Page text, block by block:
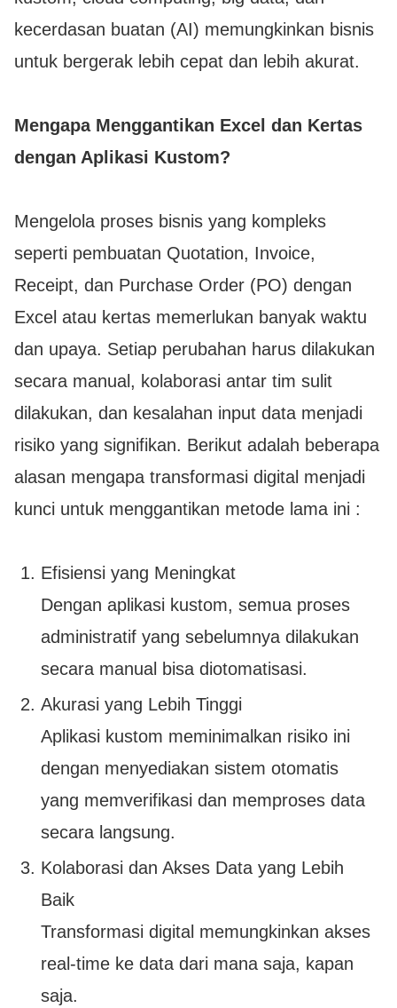
kecerdasan buatan (AI) memungkinkan bisnis
untuk bergerak lebih cepat dan lebih akurat.
Mengapa Menggantikan Excel dan Kertas
dengan Aplikasi Kustom?
Mengelola proses bisnis yang kompleks
seperti pembuatan Quotation, Invoice,
Receipt, dan Purchase Order (PO) dengan
Excel atau kertas memerlukan banyak waktu
dan upaya. Setiap perubahan harus dilakukan
secara manual, kolaborasi antar tim sulit
dilakukan, dan kesalahan input data menjadi
risiko yang signifikan. Berikut adalah beberapa
alasan mengapa transformasi digital menjadi
kunci untuk menggantikan metode lama ini :
Efisiensi yang Meningkat
Dengan aplikasi kustom, semua proses
administratif yang sebelumnya dilakukan
secara manual bisa diotomatisasi.
Akurasi yang Lebih Tinggi
Aplikasi kustom meminimalkan risiko ini
dengan menyediakan sistem otomatis
yang memverifikasi dan memproses data
secara langsung.
Kolaborasi dan Akses Data yang Lebih
Baik
Transformasi digital memungkinkan akses
real-time ke data dari mana saja, kapan
saja.